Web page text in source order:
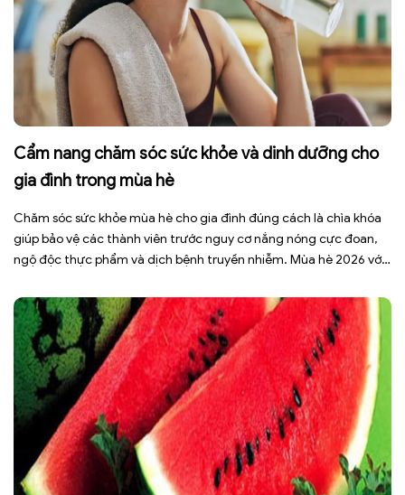
Cẩm nang chăm sóc sức khỏe và dinh dưỡng cho
gia đình trong mùa hè
Chăm sóc sức khỏe mùa hè cho gia đình đúng cách là chìa khóa
giúp bảo vệ các thành viên trước nguy cơ nắng nóng cực đoan,
ngộ độc thực phẩm và dịch bệnh truyền nhiễm. Mùa hè 2026 với
sức […]